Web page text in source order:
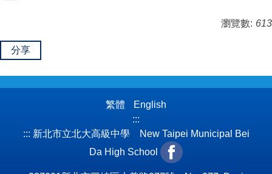
瀏覽數: 613
分享
繁體
English
:::
::: 新北市立北大高級中學 New Taipei Municipal Bei
Da High School